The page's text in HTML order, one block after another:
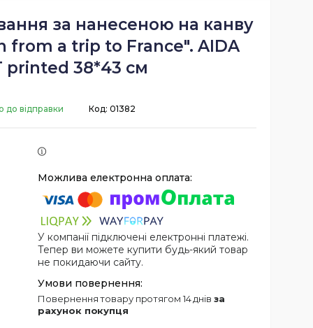
за нанесеною на канву
from a trip to France". AIDA
printed 38*43 см
до відправки Код: 01382
У компанії підключені електронні платежі.
Тепер ви можете купити будь-який товар
не покидаючи сайту.
повернення товару протягом 14 днів за
рахунок покупця